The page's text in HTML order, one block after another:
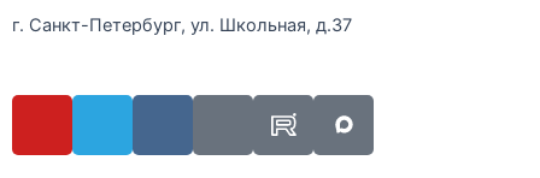
г. Санкт-Петербург, ул. Школьная, д.37